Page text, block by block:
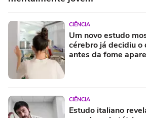
CIÊNCIA
Um novo estudo
cérebro já decidiu o
antes da fome
CIÊNCIA
Estudo italiano